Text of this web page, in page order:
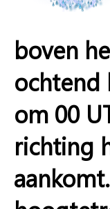
boven
ochtend
om 00
richting